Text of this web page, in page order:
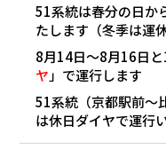
51系統は春分の日か
たします（冬季は運休
8月14日～8月16日
ヤ 」で運行します
51系統（京都駅前～
は休日ダイヤで運行